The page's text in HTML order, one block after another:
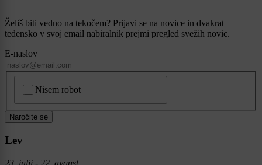
Želiš biti vedno na tekočem? Prijavi se na novice in dvakrat
tedensko v svoj email nabiralnik prejmi pregled svežih novic.
E-naslov
Nisem robot
Naročite se
Lev
23. julij - 22. avgust